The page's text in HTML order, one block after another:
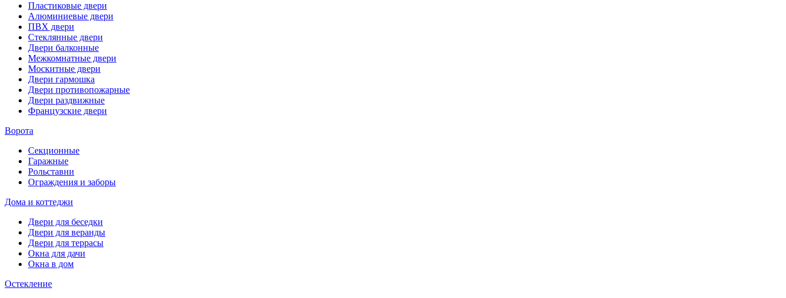
Пластиковые двери
Алюминиевые двери
ПВХ двери
Стеклянные двери
Двери балконные
Межкомнатные двери
Москитные двери
Двери гармошка
Двери противопожарные
Двери раздвижные
Французские двери
Ворота
Секционные
Гаражные
Рольставни
Ограждения и заборы
Дома и коттеджи
Двери для беседки
Двери для веранды
Двери для террасы
Окна для дачи
Окна в дом
Остекление